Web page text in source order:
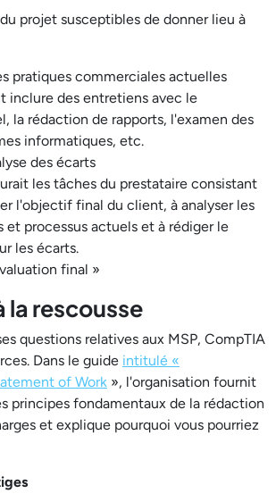
projet susceptibles de donner lieu à
pratiques commerciales actuelles
inclure des entretiens avec le
la rédaction de rapports, l'examen des
informatiques, etc.
des écarts
les tâches du prestataire consistant
l'objectif final du client, à analyser les
et processus actuels et à rédiger le
les écarts.
final »
la rescousse
questions relatives aux MSP, CompTIA
Dans le guide intitulé «
of Work », l'organisation fournit
principes fondamentaux de la rédaction
et explique pourquoi vous pourriez